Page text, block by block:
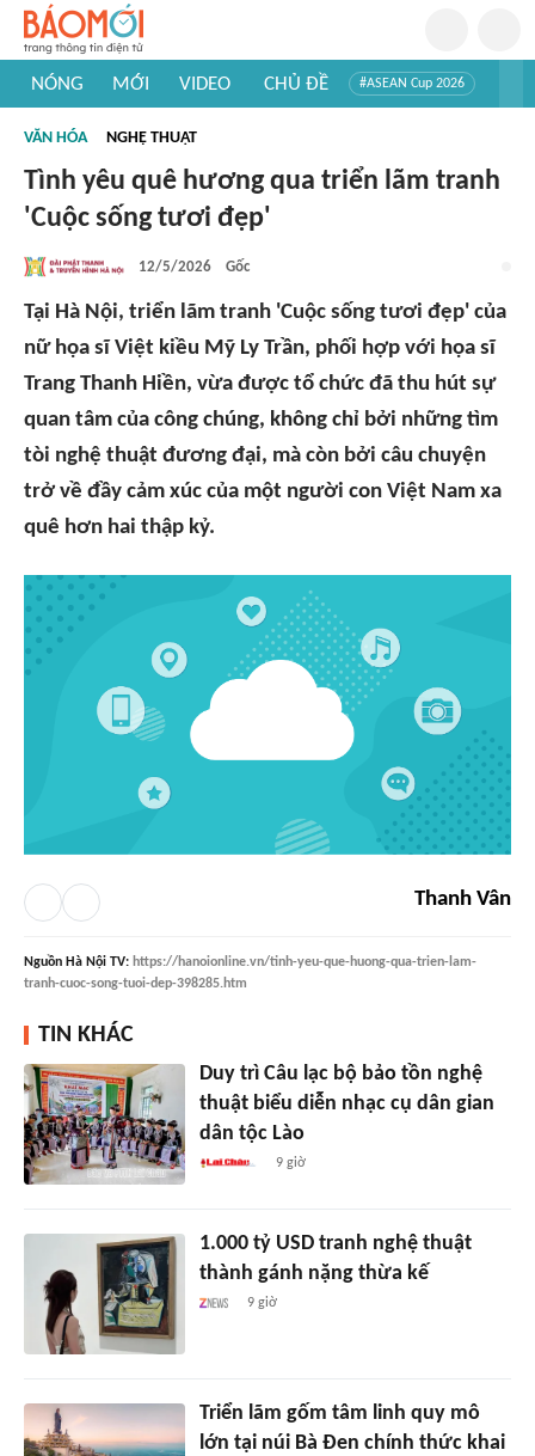
NÓNG MỚI VIDEO CHỦ ĐỀ #ASEAN Cup 2026
#Khám phá thế giới
VĂN HÓA NGHỆ THUẬT
Tình yêu quê hương qua triển lãm tranh
'Cuộc sống tươi đẹp'
12/5/2026 Gốc
Tại Hà Nội, triển lãm tranh 'Cuộc sống tươi đẹp' của
nữ họa sĩ Việt kiều Mỹ Ly Trần, phối hợp với họa sĩ
Trang Thanh Hiền, vừa được tổ chức đã thu hút sự
quan tâm của công chúng, không chỉ bởi những tìm
tòi nghệ thuật đương đại, mà còn bởi câu chuyện
trở về đầy cảm xúc của một người con Việt Nam xa
quê hơn hai thập kỷ.
Thanh Vân
Nguồn Hà Nội TV: https://hanoionline.vn/tinh-yeu-que-huong-qua-trien-lam-
tranh-cuoc-song-tuoi-dep-398285.htm
TIN KHÁC
Duy trì Câu lạc bộ bảo tồn nghệ
thuật biểu diễn nhạc cụ dân gian
dân tộc Lào
9 giờ
1.000 tỷ USD tranh nghệ thuật
thành gánh nặng thừa kế
9 giờ
Triển lãm gốm tâm linh quy mô
lớn tại núi Bà Đen chính thức khai